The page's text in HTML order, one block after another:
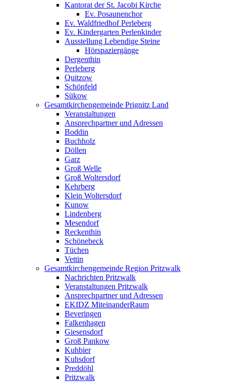
Kantorat der St. Jacobi Kirche
Ev. Posaunenchor
Ev. Waldfriedhof Perleberg
Ev. Kindergarten Perlenkinder
Ausstellung Lebendige Steine
Hörspaziergänge
Dergenthin
Perleberg
Quitzow
Schönfeld
Sükow
Gesamtkirchengemeinde Prignitz Land
Veranstaltungen
Ansprechpartner und Adressen
Boddin
Buchholz
Döllen
Garz
Groß Welle
Groß Woltersdorf
Kehrberg
Klein Woltersdorf
Kunow
Lindenberg
Mesendorf
Reckenthin
Schönebeck
Tüchen
Vettin
Gesamtkirchengemeinde Region Pritzwalk
Nachrichten Pritzwalk
Veranstaltungen Pritzwalk
Ansprechpartner und Adressen
EKIDZ MiteinanderRaum
Beveringen
Falkenhagen
Giesensdorf
Groß Pankow
Kuhbier
Kuhsdorf
Preddöhl
Pritzwalk